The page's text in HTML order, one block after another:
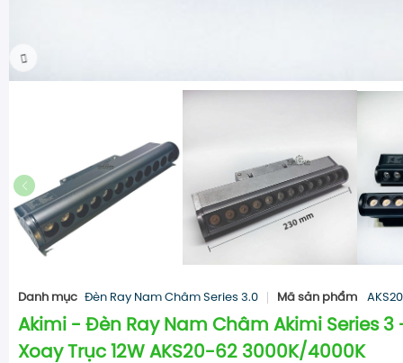
Danh mục Đèn Ray Nam Châm Series 3.0 Mã sản phẩm
Akimi - Đèn Ray Nam Châm Akimi Series
Xoay Trục 12W AKS20-62 3000K/4000K